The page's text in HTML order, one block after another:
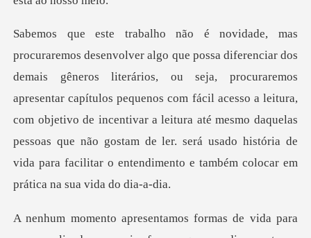
a, procuraremos
apresentar capítulos pequenos com fácil acesso a leitura,
com objetivo de incentivar a leitura até mesmo daquelas
pesso